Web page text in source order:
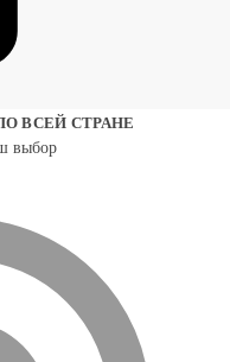
ВСЕЙ СТРАНЕ
выбор